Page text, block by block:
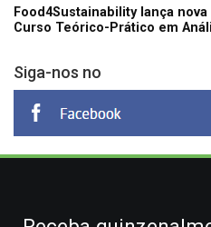
Food4Sustainability lança
Curso Teórico-Prático em
Siga-nos no